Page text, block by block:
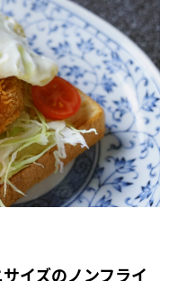
イズのノンフライ